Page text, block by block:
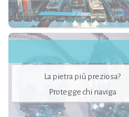
La pietra più preziosa?
Protegge chi naviga